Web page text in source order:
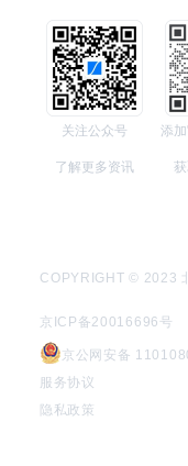
关注公众号
了解更多资讯
添
COPYRIGHT © 2023
京ICP备20016696号
京公网安备
服务协议
隐私政策